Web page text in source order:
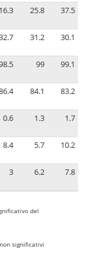
16.3 25.8 37.5
31.2 30.1
99 99.1
84.1 83.2
0.6 1.3 1.7
8.4 5.7 10.2
3 6.2 7.8
del
significativi